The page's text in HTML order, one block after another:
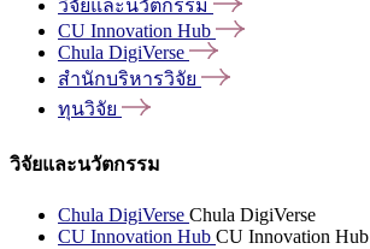
วิจัยและนวัตกรรม
CU Innovation Hub
Chula DigiVerse
สำนักบริหารวิจัย
ทุนวิจัย
วิจัยและนวัตกรรม
Chula DigiVerse Chula DigiVerse
CU Innovation Hub CU Innovation Hub